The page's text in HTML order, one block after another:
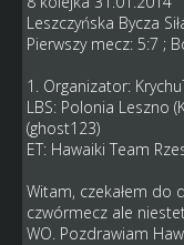
Leszczyńska Bycza
Pierwszy mecz: 5:7 ;
1. Organizator:
LBS: Polonia Leszno
(ghost123)
ET: Hawaiki Team
Witam, czekałem do
czwórmecz ale
WO. Pozdrawiam